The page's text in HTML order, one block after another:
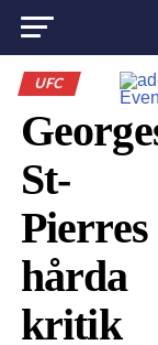
UFC
St-
Pierres
hårda
kritik